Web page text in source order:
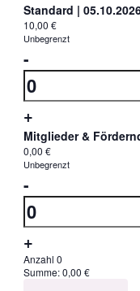
Standard |
10,00 €
Unbegrenzt
Verringern
der
Ticketanzahl
für
Standard
|
05.10.2026
-
Anzahl
Erhöhe
die
Ticketsanzahl
für
Standard
|
05.10.2026
+
Mitglieder &
0,00 €
Unbegrenzt
Verringern
der
Ticketanzahl
für
Mitglieder
-
Anzahl
Erhöhe
die
+
Anzahl 0
Summe:0,00 €